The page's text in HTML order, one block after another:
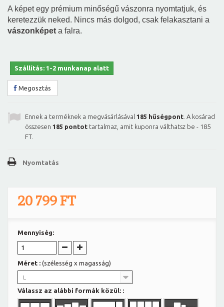
A képet egy prémium minőségű vászonra nyomtatjuk, és
keretezzük neked. Nincs más dolgod, csak felakasztani a
vászonképet a falra.
Szállítás: 1-2 munkanap alatt
Megosztás
Ennek a terméknek a megvásárlásával 185 hűségpont . A kosárad
összesen 185 pontot tartalmaz, amit kuponra válthatsz be - 185
FT.
Nyomtatás
20 799 FT
Mennyiség:
Méret : (szélesség x magasság)
L
Válassz az alábbi formák közül: :